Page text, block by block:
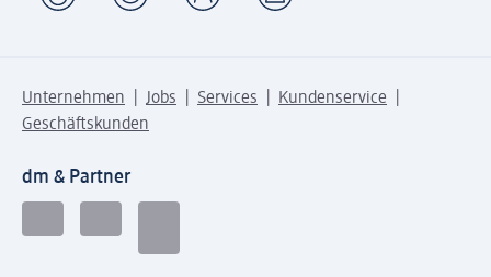
Unternehmen Jobs Services
Kundenservice
Geschäftskunden
dm & Partner